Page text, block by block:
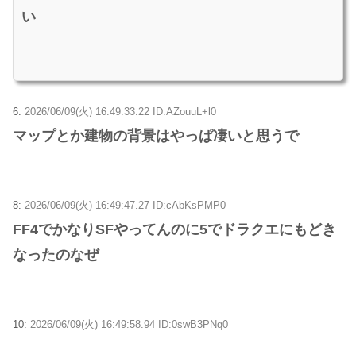
い
6: 2026/06/09(火) 16:49:33.22 ID:AZouuL+l0
マップとか建物の背景はやっぱ凄いと思うで
8: 2026/06/09(火) 16:49:47.27 ID:cAbKsPMP0
FF4でかなりSFやってんのに5でドラクエにもどき
なったのなぜ
10: 2026/06/09(火) 16:49:58.94 ID:0swB3PNq0